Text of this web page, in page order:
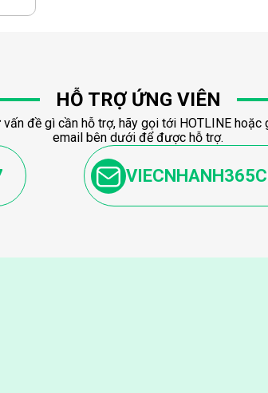
HỖ TRỢ ỨNG VIÊN
đề gì cần hỗ trợ, hãy gọi tới HOTLINE
email bên dưới để được hỗ trợ.